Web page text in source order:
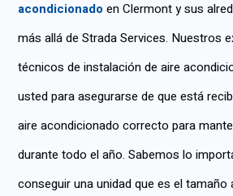
ro.
estad
o del
ma.
acondicionado en Clermont y sus
más allá de Strada Services. Nuestros
técnicos de instalación de aire
usted para asegurarse de que está
aire acondicionado correcto para
durante todo el año. Sabemos lo
conseguir una unidad que es el tamaño